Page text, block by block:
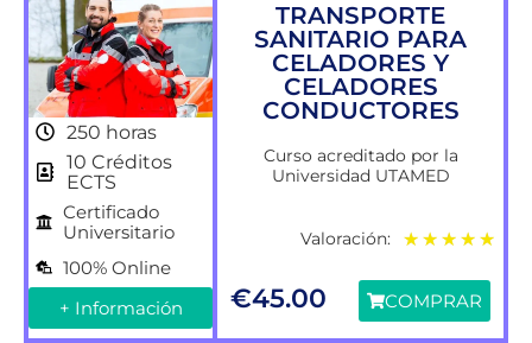
250 horas
10 Créditos
ECTS
Certificado
Universitario
100% Online
+ Información
TRANSPORTE
SANITARIO PARA
CELADORES Y
CELADORES
CONDUCTORES
Curso acreditado por la
Universidad UTAMED
Valoración: ★ ★ ★ ★ ★
€45.00 COMPRAR